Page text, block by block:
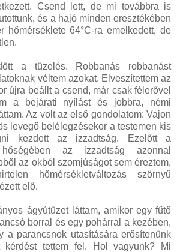
Csend lett, de mi továbbra is
és a hajó minden eresztékében
hőmérséklete 64°C-ra emelkedett, de
a tüzelés. Robbanás robbanást
véltem azokat. Elveszítettem az
újra beállt a csend, már csak félerővel
a bejárati nyílást és jobbra, némi
Az volt az első gondolatom: Vajon
levegő belélegzésekor a testemen kis
kezdett az izzadtság. Ezelőtt a
az izzadtság azonnal
az okból szomjúságot sem éreztem,
hőmérsékletváltozás szörnyű
elő.
ágyútüzet láttam, amikor egy fűtő
borral és egy pohárral a kezében,
a parancsnok utasítására erősítenünk
kérdést tettem fel. Hol vagyunk? Mi